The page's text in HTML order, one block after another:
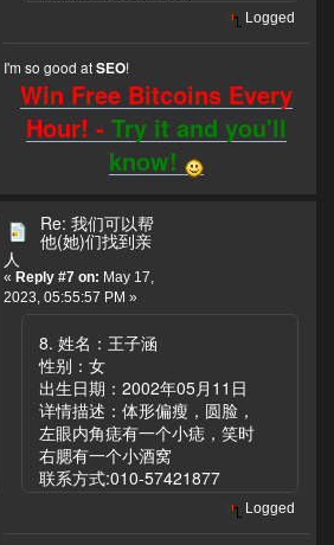
Logged
I'm so good atSEO!
Win Free Bitcoins Every
Hour! -Try it and you'll
know!
Re: 我们可以帮
他(她)们找到亲
人
« Reply #7 on: May 17,
2023, 05:55:57 PM »
8. 姓名：王子涵
性别：女
出生日期：2002年05月11日
详情描述：体形偏瘦，圆脸，
左眼内角痣有一个小痣，笑时
右腮有一个小酒窝
联系方式:010-57421877
Logged